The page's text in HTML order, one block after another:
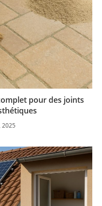
pour des joints
2025